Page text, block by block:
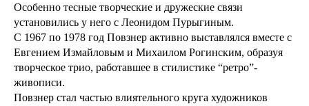
Особенно тесные творческие и дружеские связи
установились у него с Леонидом Пурыгиным.
С 1967 по 1978 год Повзнер активно выставлялся вместе с
Евгением Измайловым и Михаилом Рогинским, образуя
творческое трио, работавшее в стилистике “ретро”-
живописи.
Повзнер стал частью влиятельного круга художников